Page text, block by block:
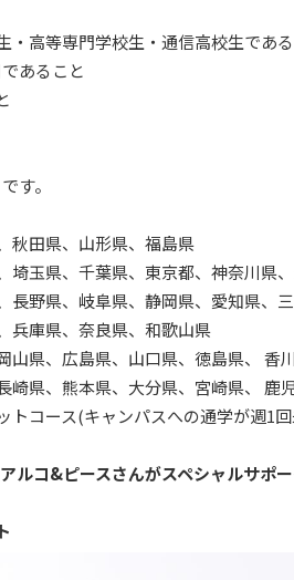
・高等専門学校生・通信高校生であ
あること
す。
秋田県、山形県、福島県
埼玉県、千葉県、東京都、神奈川県
長野県、岐阜県、静岡県、愛知県、
兵庫県、奈良県、和歌山県
山県、広島県、山口県、徳島県、 香
崎県、熊本県、大分県、宮崎県、 鹿
トコース(キャンパスへの通学が週1
ルコ&ピースさんがスペシャルサポ